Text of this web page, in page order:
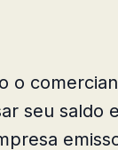
o
seu saldo